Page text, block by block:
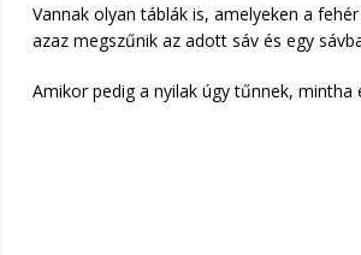
Vannak olyan táblák is, amelyeken a
azaz megszűnik az adott sáv és egy
Amikor pedig a nyilak úgy tűnnek,